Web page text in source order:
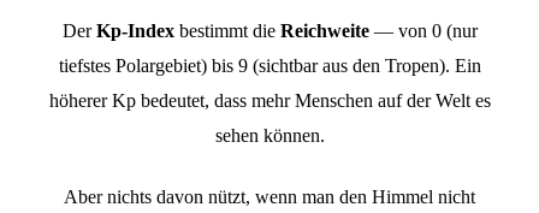
DerKp-Indexbestimmt die Reichweite— von 0 (nur
tiefstes Polargebiet) bis 9 (sichtbar aus den Tropen). Ein
höherer Kp bedeutet, dass mehr Menschen auf der Welt es
sehen können.
Aber nichts davon nützt, wenn man den Himmel nicht